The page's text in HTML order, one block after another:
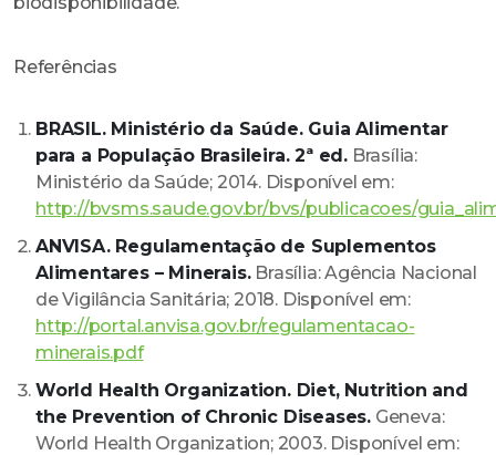
Referências
BRASIL. Ministério da Saúde. Guia Alimentar
para a População Brasileira. 2ª ed. Brasília:
Ministério da Saúde; 2014. Disponível em:
http://bvsms.saude.gov.br/bvs/publicacoes/
ANVISA. Regulamentação de Suplementos
Alimentares – Minerais.Brasília: Agência Nacional
de Vigilância Sanitária; 2018. Disponível em:
http://portal.anvisa.gov.br/regulamentacao-
minerais.pdf
World Health Organization. Diet, Nutrition and
the Prevention of Chronic Diseases. Geneva:
World Health Organization; 2003. Disponível em: